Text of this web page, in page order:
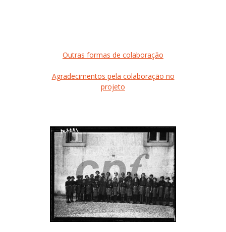
Outras formas de colaboração
Agradecimentos pela colaboração no
projeto